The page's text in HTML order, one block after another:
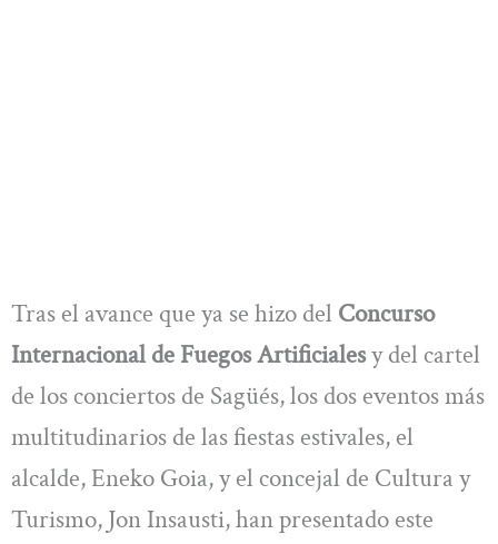
Tras el avance que ya se hizo del Concurso
Internacional de Fuegos Artificialesy del cartel
de los conciertos de Sagüés, los dos eventos más
multitudinarios de las fiestas estivales, el
alcalde, Eneko Goia, y el concejal de Cultura y
Turismo, Jon Insausti, han presentado este